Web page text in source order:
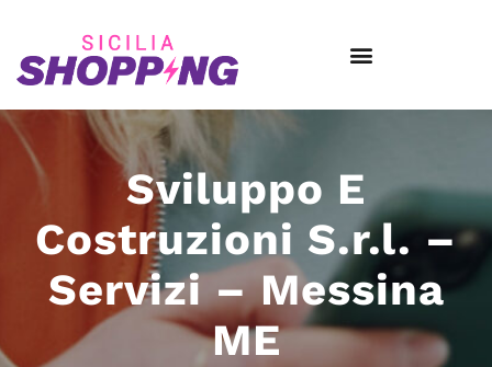
Sviluppo E
Costruzioni S.r.l. –
Servizi – Messina
ME